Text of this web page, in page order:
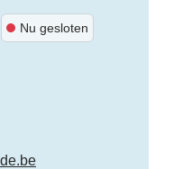
Nu gesloten